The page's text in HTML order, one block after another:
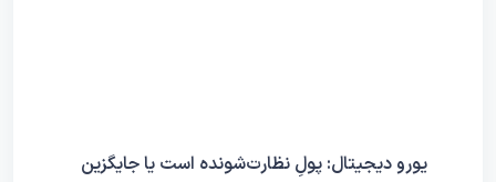
یورو دیجیتال: پولِ نظارت‌شونده است یا جایگزین